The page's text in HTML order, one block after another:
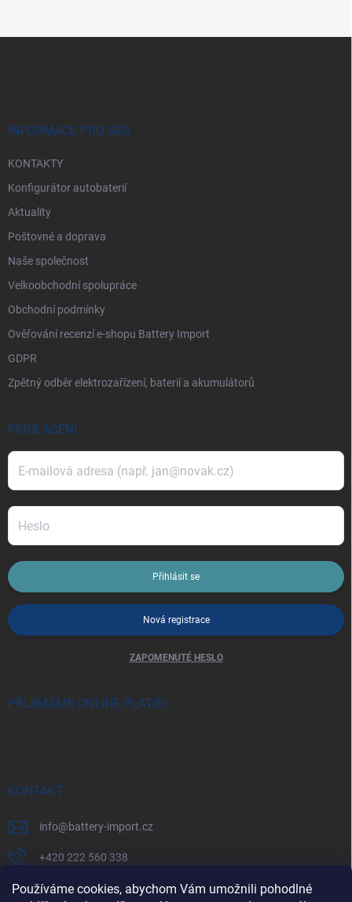
Používáme cookies, abychom Vám umožnili pohodlné
INFORMACE PRO VÁS
KONTAKTY
Konfigurátor autobaterií
Aktuality
Poštovné a doprava
Naše společnost
Velkoobchodní spolupráce
Obchodní podmínky
Ověřování recenzí e-shopu Battery Import
GDPR
Zpětný odběr elektrozařízení, baterií a akumulátorů
PŘIHLÁŠENÍ
Přihlásit se
Nová registrace
ZAPOMENUTÉ HESLO
PŘIJÍMÁME ONLINE PLATBY
KONTAKT
info@battery-import.cz
+420 222 560 338
+420 774 969 705